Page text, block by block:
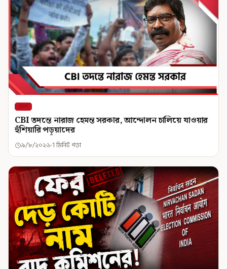
দেশ
CBI তদন্তে নারাজ হেমন্ত সরকার, আন্দোলন চালিয়ে যাওয়ার
হুঁশিয়ারি পড়ুয়াদের
৯/৮/২০২৬ 1 মিনিট পড়া